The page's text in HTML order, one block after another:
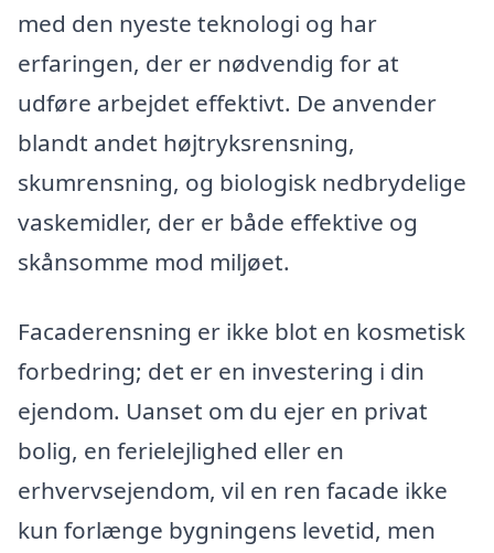
med den nyeste teknologi og har
erfaringen, der er nødvendig for at
udføre arbejdet effektivt. De anvender
blandt andet højtryksrensning,
skumrensning, og biologisk nedbrydelige
vaskemidler, der er både effektive og
skånsomme mod miljøet.
Facaderensning er ikke blot en kosmetisk
forbedring; det er en investering i din
ejendom. Uanset om du ejer en privat
bolig, en ferielejlighed eller en
erhvervsejendom, vil en ren facade ikke
kun forlænge bygningens levetid, men